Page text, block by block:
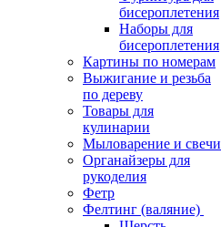
бисероплетения
Наборы для
бисероплетения
Картины по номерам
Выжигание и резьба
по дереву
Товары для
кулинарии
Мыловарение и свечи
Органайзеры для
рукоделия
Фетр
Фелтинг (валяние)